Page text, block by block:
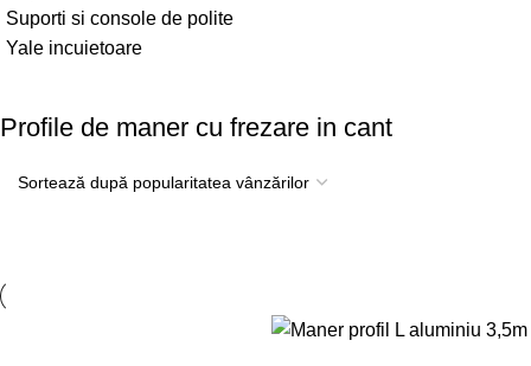
Suporti si console de polite
Yale incuietoare
Profile de maner cu frezare in cant